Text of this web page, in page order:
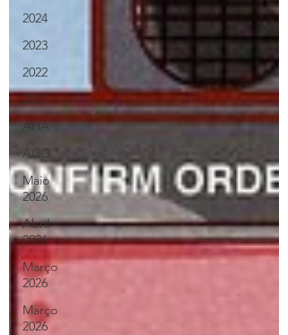
2024
2023
2022
2021
AHA
ACC
Maio
2026
Abril
2026
Março
2026
Março
2026